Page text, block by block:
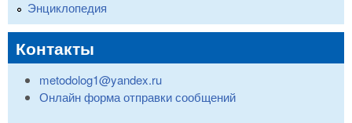
Энциклопедия
Контакты
metodolog1@yandex.ru
Онлайн форма отправки сообщений